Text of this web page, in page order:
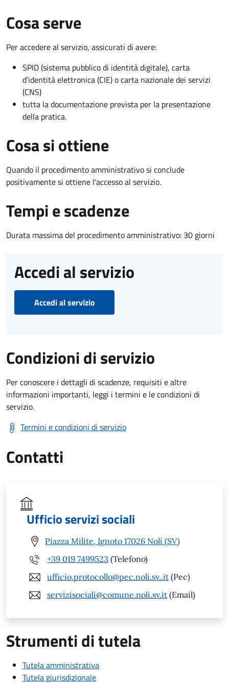
Cosa serve
Per accedere al servizio, assicurati di avere:
SPID (sistema pubblico di identità digitale), carta
d’identità elettronica (CIE) o carta nazionale dei servizi
(CNS)
tutta la documentazione prevista per la presentazione
della pratica.
Cosa si ottiene
Quando il procedimento amministrativo si conclude
positivamente si ottiene l'accesso al servizio.
Tempi e scadenze
Durata massima del procedimento amministrativo: 30 giorni
Accedi al servizio
Accedi al servizio
Condizioni di servizio
Per conoscere i dettagli di scadenze, requisiti e altre
informazioni importanti, leggi i termini e le condizioni di
servizio.
Termini e condizioni di servizio
Contatti
Ufficio servizi sociali
Piazza Milite, Ignoto 17026 Noli (SV)
+39 019 7499523 (Telefono)
ufficio.protocollo@pec.noli.sv..it (Pec)
servizisociali@comune.noli.sv.it (Email)
Strumenti di tutela
Tutela amministrativa
Tutela giurisdizionale